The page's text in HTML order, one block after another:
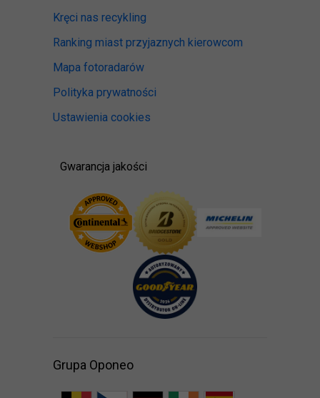
Kręci nas recykling
Ranking miast przyjaznych kierowcom
Mapa fotoradarów
Polityka prywatności
Ustawienia cookies
Gwarancja jakości
Grupa Oponeo